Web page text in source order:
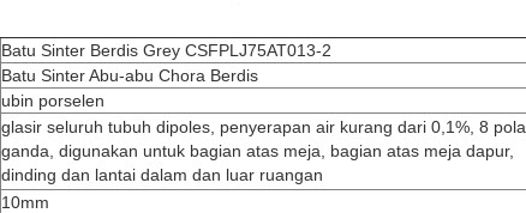
Batu Sinter Berdis Grey CSFPLJ75AT013-2
Batu Sinter Abu-abu Chora Berdis
ubin porselen
glasir seluruh tubuh dipoles, penyerapan air kurang dari 0,1%, 8 pola
ganda, digunakan untuk bagian atas meja, bagian atas meja dapur,
dinding dan lantai dalam dan luar ruangan
10mm